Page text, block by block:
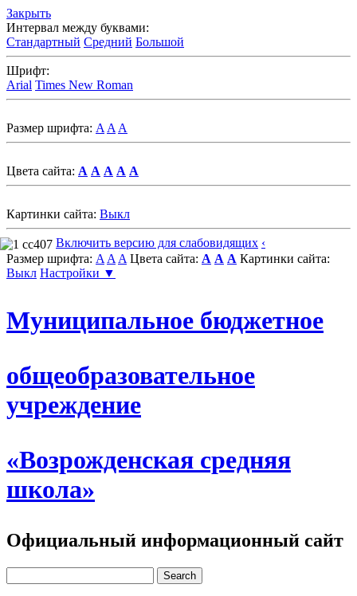
Закрыть
Интервал между буквами:
Стандартный Средний Большой
Шрифт:
Arial Times New Roman
Размер шрифта: A A A
Цвета сайта: A A A A A
Картинки сайта: Выкл
Включить версию для слабовидящих ‹
Размер шрифта: A A A Цвета сайта: A A A Картинки сайта:
Выкл Настройки ▼
Муниципальное бюджетное
общеобразовательное
учреждение
«Возрожденская средняя
школа»
Официальный информационный сайт